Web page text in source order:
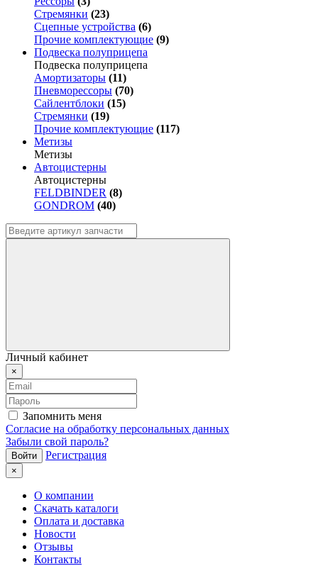
Стремянки (23)
Сцепные устройства (6)
Прочие комплектующие (9)
Подвеска полуприцепа
Подвеска полуприцепа
Амортизаторы (11)
Пневморессоры (70)
Сайлентблоки (15)
Стремянки (19)
Прочие комплектующие (117)
Метизы
Метизы
Автоцистерны
Автоцистерны
FELDBINDER (8)
GONDROM (40)
Личный кабинет
×
Запомнить меня
Согласие на обработку персональных данных
Забыли свой пароль?
Регистрация
×
О компании
Скачать каталоги
Оплата и доставка
Новости
Отзывы
Контакты